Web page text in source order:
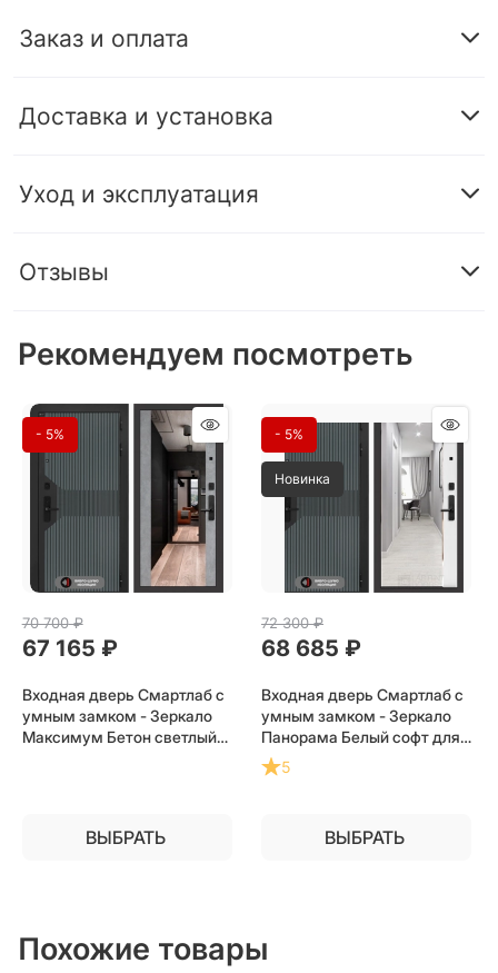
Заказ и оплата
Доставка и установка
Уход и эксплуатация
Отзывы
Рекомендуем посмотреть
- 5%
70 700 ₽
67 165 ₽
Входная дверь Смартлаб с
умным замком - Зеркало
Максимум Бетон светлый
ВЫБРАТЬ
- 5%
Новинка
72 300 ₽
68 685 ₽
Входная дверь Смартлаб с
умным замком - Зеркало
Панорама Белый софт для
установки в квартиру
5
ВЫБРАТЬ
Похожие товары